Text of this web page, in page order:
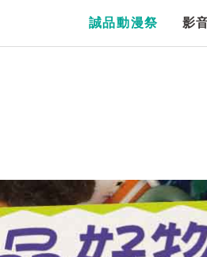
誠品動漫祭 影